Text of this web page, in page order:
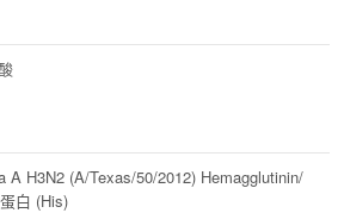
A H3N2 (A/Texas/50/2012) Hemagglutinin/
白 (His)